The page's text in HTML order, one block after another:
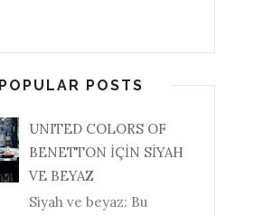
POPULAR POSTS
UNITED COLORS OF
BENETTON İÇİN SİYAH
VE BEYAZ
Siyah ve beyaz: Bu